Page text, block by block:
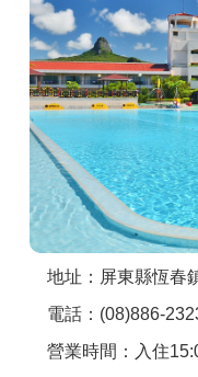
討論區
聯絡我們
APP下載
地址：屏東縣恆春
電話：(08)886-
營業時間：入住